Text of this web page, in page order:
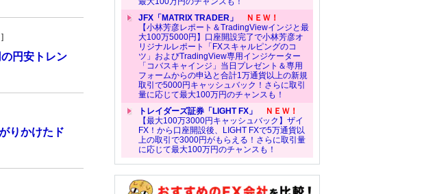
円安トレン
りかけたド
JFX「MATRIX TRADER」
ＮＥＷ！
【小林芳彦レポート＆TradingViewインジと最
大100万5000円】口座開設完了で小林芳彦オ
リジナルレポート「FXスキャルピングのコ
ツ」およびTradingView専用インジケーター
「コバスキャインジ」当日プレゼント＆専用
フォームからの申込と合計1万通貨以上の新規
取引で5000円キャッシュバック！さらに取引
量に応じて最大100万円のチャンスも！
トレイダーズ証券「LIGHT FX」
ＮＥＷ！
【最大100万3000円キャッシュバック】ザイ
FX！から口座開設後、LIGHT FXで5万通貨以
上の取引で3000円がもらえる！さらに取引量
に応じて最大100万円のチャンスも！